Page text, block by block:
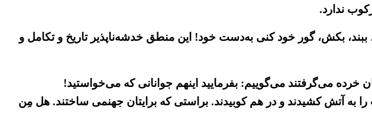
ندارد.
بکش، گور خود کنی به‌دست خود! این منطق خدشه‌ناپذیر تاریخ و تکامل و
می‌گرفتند می‌گوییم: بفرمایید اینهم جوانانی که می‌خواستید!
مرکز سرکوب و غارت حکومت را به آتش کشیدند و در هم کوبیدند. براستی که برایتان جهنمی ساختند. هل مِن